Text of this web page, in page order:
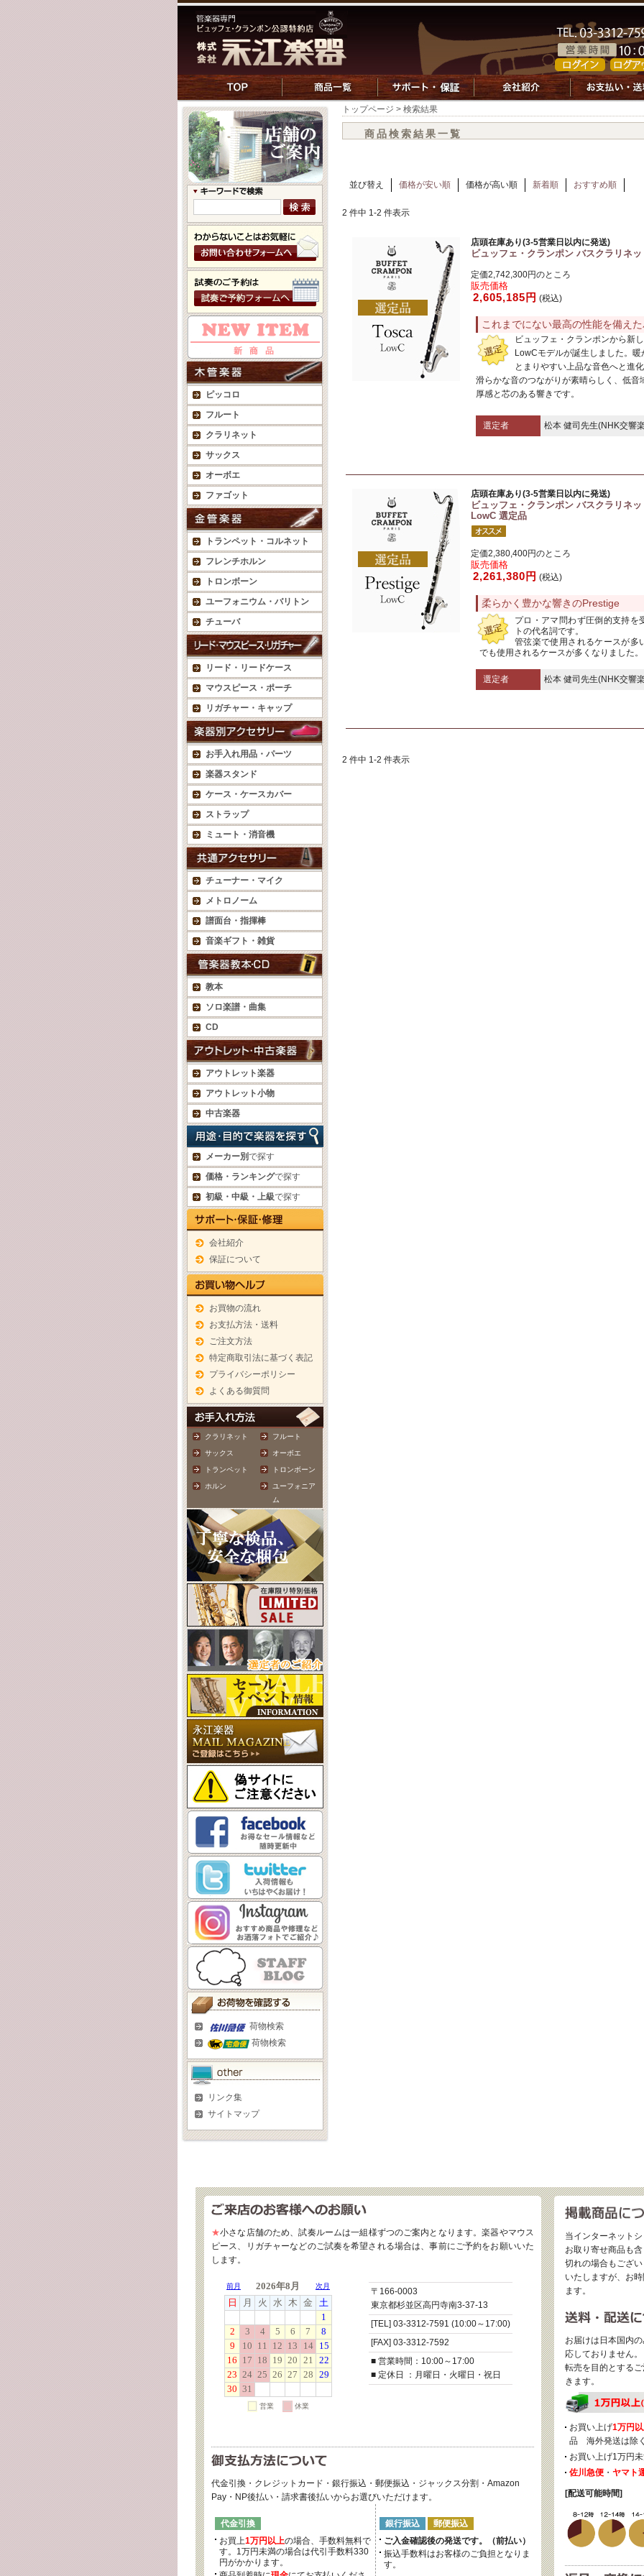
ピッコロ
フルート
クラリネット
サックス
オーボエ
ファゴット
トランペット・コルネット
フレンチホルン
トロンボーン
ユーフォニウム・バリトン
チューバ
リード・リードケース
マウスピース・ポーチ
リガチャー・キャップ
お手入れ用品・パーツ
楽器スタンド
ケース・ケースカバー
ストラップ
ミュート・消音機
チューナー・マイク
メトロノーム
譜面台・指揮棒
音楽ギフト・雑貨
教本
ソロ楽譜・曲集
CD
アウトレット楽器
アウトレット小物
中古楽器
メーカー別で探す
価格・ランキングで探す
初級・中級・上級で探す
会社紹介
保証について
お買物の流れ
お支払方法・送料
ご注文方法
特定商取引法に基づく表記
プライバシーポリシー
よくある御質問
クラリネット フルート
サックス オーボエ
トランペット トロンボーン
ホルン
ユーフォニア
ム
荷物検索
荷物検索
リンク集
サイトマップ
トップページ > 検索結果
商品検索結果一覧
並び替え 価格が安い順 価格が高い順 新着順 おすすめ順
2 件中 1-2 件表示
店頭在庫あり(3-5営業日以内に発送)
ビュッフェ・クランポン バスクラリネ
定価2,742,300円のところ
販売価格
2,605,185円 (税込)
これまでにない最高の性能を備え
ビュッフェ・クランポンから新
LowCモデルが誕生しました。
とまりやすい上品な音色へと進
滑らかな音のつながりが素晴らしく、低音
厚感と芯のある響きです。
選定者 松本 健司先生(NHK交響
店頭在庫あり(3-5営業日以内に発送)
ビュッフェ・クランポン バスクラリネ
LowC 選定品
定価2,380,400円のところ
販売価格
2,261,380円 (税込)
柔らかく豊かな響きのPrestige
プロ・アマ問わず圧倒的支持を
トの代名詞です。
管弦楽で使用されるケースが多
でも使用されるケースが多くなりました。
選定者 松本 健司先生(NHK交響
2 件中 1-2 件表示
★小さな店舗のため、試奏ルームは一組様ずつのご案内となります。楽器やマウス
ピース、リガチャーなどのご試奏を希望される場合は、事前にご予約をお願いいた
します。
〒166-0003
東京都杉並区高円寺南3-37-13
[TEL] 03-3312-7591 (10:00～17:00)
[FAX] 03-3312-7592
■ 営業時間：10:00～17:00
■ 定休日 ：月曜日・火曜日・祝日
代金引換・クレジットカード・銀行振込・郵便振込・ジャックス分割・Amazon
Pay・NP後払い・請求書後払いからお選びいただけます。
代金引換
お買上1万円以上の場合、手数料無料で
す。1万円未満の場合は代引手数料330
円がかかります。
銀行振込
郵便振込
ご入金確認後の発送です。（前払い）
振込手数料はお客様のご負担となりま
す。
当インターネット
お取り寄せ商品も
切れの場合もござ
いたしますが、お
ます。
お届けは日本国内
応しておりません
転売を目的とする
きます。
お買い上げ1万円
品 海外発送は除
お買い上げ1万円
佐川急便 ・ ヤマト
[配送可能時間]